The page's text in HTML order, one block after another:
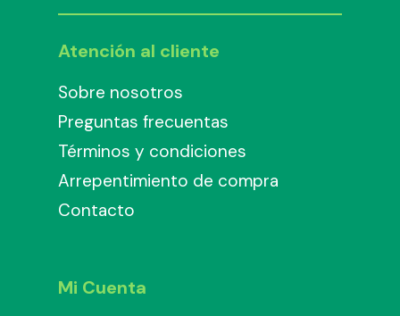
Atención al cliente
Sobre nosotros
Preguntas frecuentas
Términos y condiciones
Arrepentimiento de compra
Contacto
Mi Cuenta